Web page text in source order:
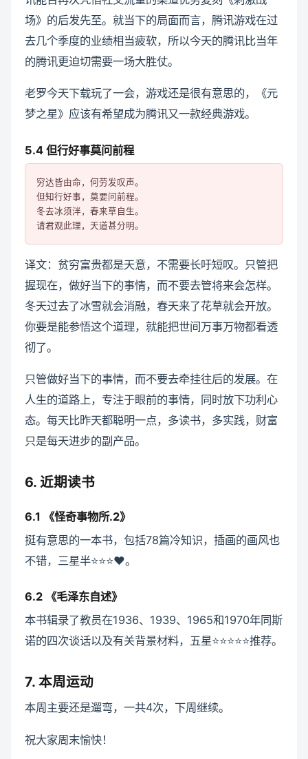
场》的后发先至。就当下的局面而言，腾讯游戏在过
去几个季度的业绩相当疲软，所以今天的腾讯比当年
的腾讯更迫切需要一场大胜仗。
老罗今天下载玩了一会，游戏还是很有意思的，《元
梦之星》应该有希望成为腾讯又一款经典游戏。
5.4 但行好事莫问前程
穷达皆由命，何劳发叹声。
但知行好事，莫要问前程。
冬去冰须泮，春来草自生。
译文：贫穷富贵都是天意，不需要长吁短叹。只管把
握现在，做好当下的事情，而不要去管将来会怎样。
冬天过去了冰雪就会消融，春天来了花草就会开放。
你要是能参悟这个道理，就能把世间万事万物都看透
彻了。
只管做好当下的事情，而不要去牵挂往后的发展。在
人生的道路上，专注于眼前的事情，同时放下功利心
态。每天比昨天都聪明一点，多读书，多实践，财富
只是每天进步的副产品。
6. 近期读书
6.1 《怪奇事物所.2》
挺有意思的一本书，包括78篇冷知识，插画的画风也
不错，三星半⭐⭐⭐❤️。
6.2 《毛泽东自述》
本书辑录了教员在1936、1939、1965和1970年同斯
诺的四次谈话以及有关背景材料，五星⭐⭐⭐⭐⭐️推荐。
7. 本周运动
本周主要还是遛弯，一共4次，下周继续。
祝大家周末愉快！